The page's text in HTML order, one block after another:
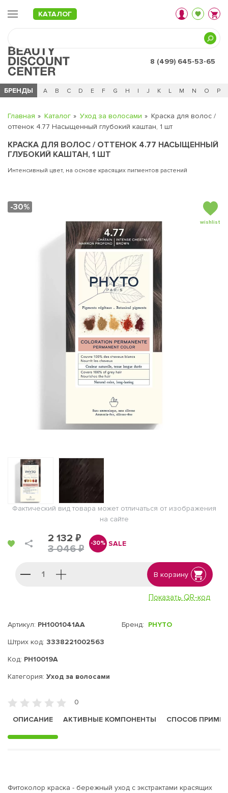
КАТАЛОГ
8 (499) 645-53-65
БРЕНДЫ
Ч 0 - 9 A B C D E F G H I J K L M N O P
Главная Каталог Уход за волосами
Краска для волос /
оттенок 4.77 Насыщенный глубокий каштан, 1 шт
КРАСКА ДЛЯ ВОЛОС / ОТТЕНОК 4.77 НАСЫЩЕННЫЙ
ГЛУБОКИЙ КАШТАН, 1 ШТ
Интенсивный цвет, на основе красящих пигментов растений
-30%
wishlist
Фактический вид товара может отличаться от изображения
на сайте
2 132 ₽
3 046 ₽
-30% SALE
В корзину
Показать QR-код
Артикул: PH1001041AA
Штрих код: 3338221002563
Код: РН10019А
Бренд: PHYTO
Категория: Уход за волосами
0
ОПИСАНИЕ
АКТИВНЫЕ КОМПОНЕНТЫ СПОСОБ
Фитоколор краска - бережный уход с экстрактами красящих